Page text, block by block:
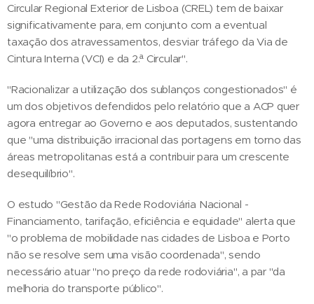
Circular Regional Exterior de Lisboa (CREL) tem de baixar
significativamente para, em conjunto com a eventual
taxação dos atravessamentos, desviar tráfego da Via de
Cintura Interna (VCI) e da 2.ª Circular".
"Racionalizar a utilização dos sublanços congestionados" é
um dos objetivos defendidos pelo relatório que a ACP quer
agora entregar ao Governo e aos deputados, sustentando
que "uma distribuição irracional das portagens em torno das
áreas metropolitanas está a contribuir para um crescente
desequilíbrio".
O estudo "Gestão da Rede Rodoviária Nacional -
Financiamento, tarifação, eficiência e equidade" alerta que
"o problema de mobilidade nas cidades de Lisboa e Porto
não se resolve sem uma visão coordenada", sendo
necessário atuar "no preço da rede rodoviária", a par "da
melhoria do transporte público".